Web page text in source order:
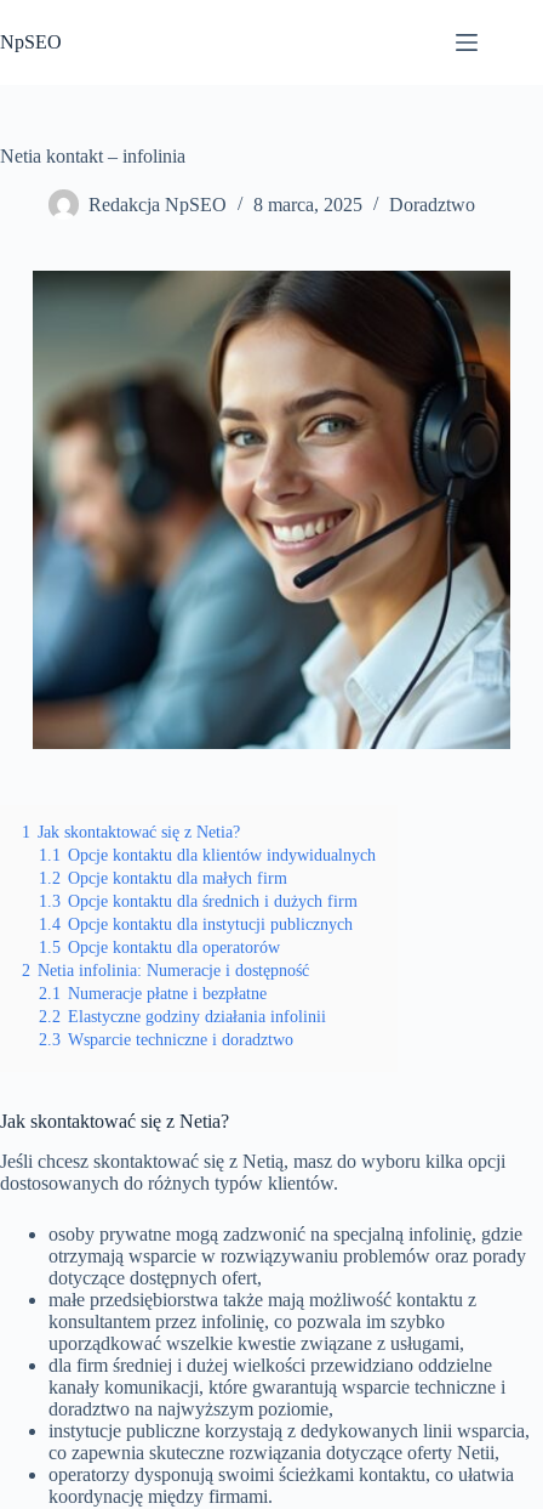
do
treści
NpSEO
Netia kontakt – infolinia
Redakcja NpSEO 8 marca, 2025 Doradztwo
1 Jak skontaktować się z Netia?
1.1 Opcje kontaktu dla klientów indywidualnych
1.2 Opcje kontaktu dla małych firm
1.3 Opcje kontaktu dla średnich i dużych firm
1.4 Opcje kontaktu dla instytucji publicznych
1.5 Opcje kontaktu dla operatorów
2 Netia infolinia: Numeracje i dostępność
2.1 Numeracje płatne i bezpłatne
2.2 Elastyczne godziny działania infolinii
2.3 Wsparcie techniczne i doradztwo
Jak skontaktować się z Netia?
Jeśli chcesz skontaktować się z Netią, masz do wyboru kilka opcji
dostosowanych do różnych typów klientów.
osoby prywatne mogą zadzwonić na specjalną infolinię, gdzie
otrzymają wsparcie w rozwiązywaniu problemów oraz porady
dotyczące dostępnych ofert,
małe przedsiębiorstwa także mają możliwość kontaktu z
konsultantem przez infolinię, co pozwala im szybko
uporządkować wszelkie kwestie związane z usługami,
dla firm średniej i dużej wielkości przewidziano oddzielne
kanały komunikacji, które gwarantują wsparcie techniczne i
doradztwo na najwyższym poziomie,
instytucje publiczne korzystają z dedykowanych linii wsparcia,
co zapewnia skuteczne rozwiązania dotyczące oferty Netii,
operatorzy dysponują swoimi ścieżkami kontaktu, co ułatwia
koordynację między firmami.